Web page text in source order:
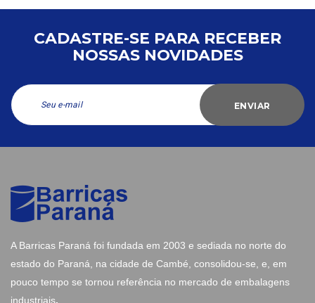
CADASTRE-SE PARA RECEBER
NOSSAS NOVIDADES
A Barricas Paraná foi fundada em 2003 e sediada no norte do
estado do Paraná, na cidade de Cambé, consolidou-se, e, em
pouco tempo se tornou referência no mercado de embalagens
industriais.